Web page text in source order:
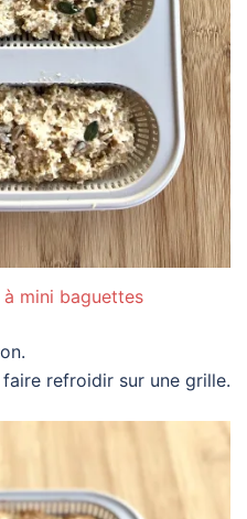
mini baguettes
refroidir sur une grille.